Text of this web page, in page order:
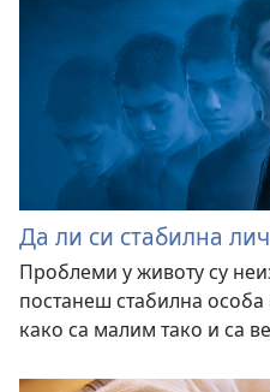
Да ли си стабилна
Проблеми у животу су
постанеш стабилна особа
како са малим тако и са